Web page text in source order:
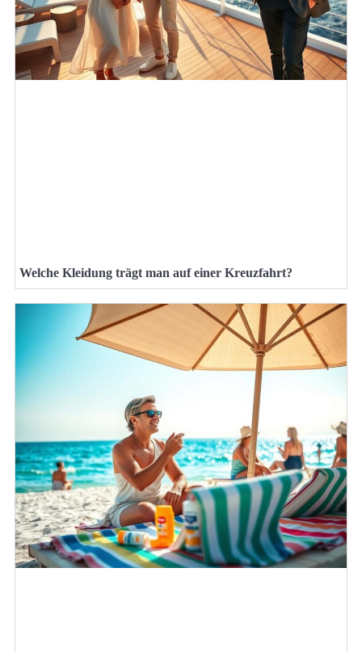
Welche Kleidung trägt man auf einer Kreuzfahrt?